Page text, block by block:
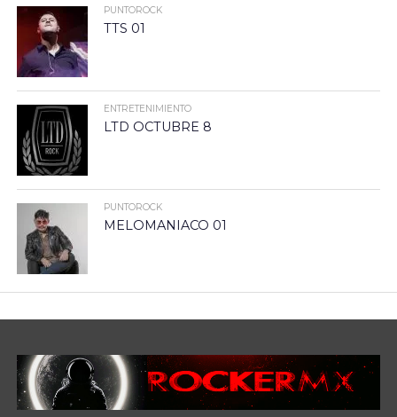
PUNTOROCK
TTS 01
ENTRETENIMIENTO
LTD OCTUBRE 8
PUNTOROCK
MELOMANIACO 01